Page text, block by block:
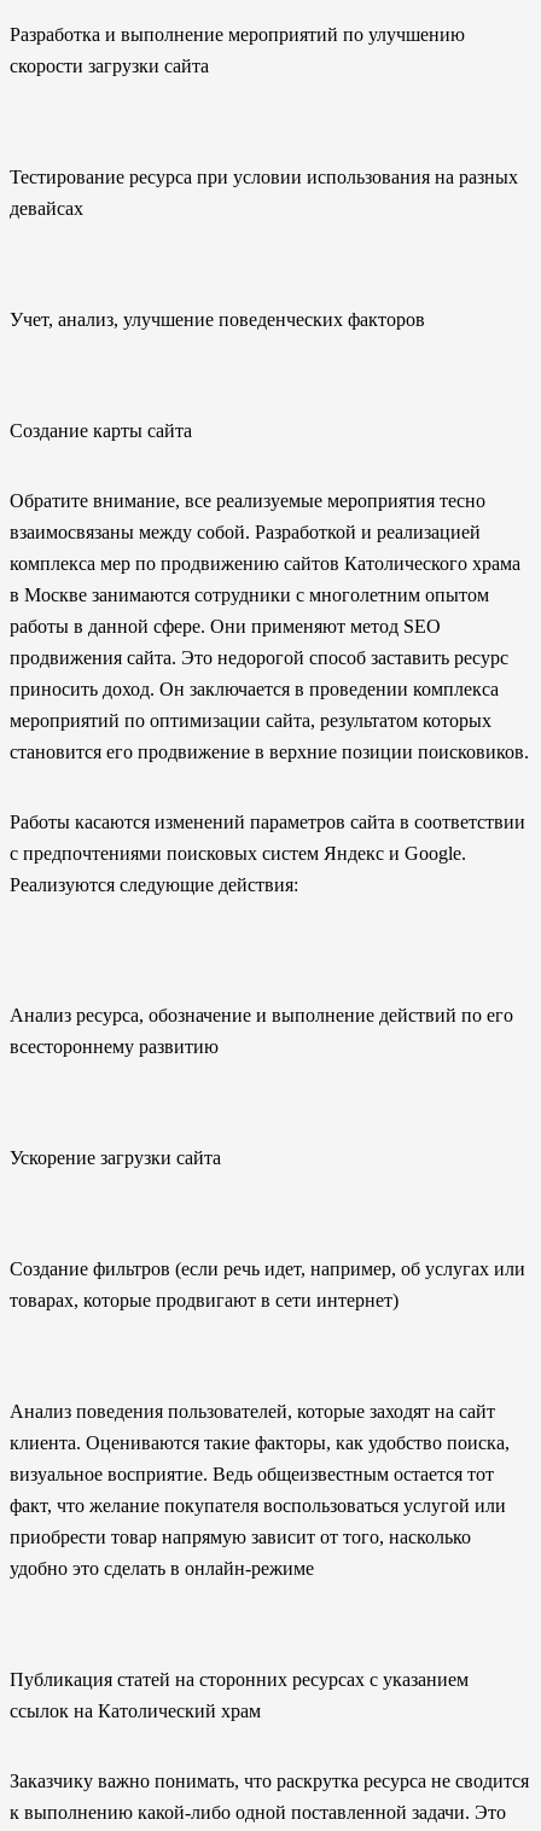
Разработка и выполнение мероприятий по улучшению
скорости загрузки сайта
Тестирование ресурса при условии использования на разных
девайсах
Учет, анализ, улучшение поведенческих факторов
Создание карты сайта
Обратите внимание, все реализуемые мероприятия тесно
взаимосвязаны между собой. Разработкой и реализацией
комплекса мер по продвижению сайтов Католического храма
в Москве занимаются сотрудники с многолетним опытом
работы в данной сфере. Они применяют метод SEO
продвижения сайта. Это недорогой способ заставить ресурс
приносить доход. Он заключается в проведении комплекса
мероприятий по оптимизации сайта, результатом которых
становится его продвижение в верхние позиции поисковиков.
Работы касаются изменений параметров сайта в соответствии
с предпочтениями поисковых систем Яндекс и Google.
Реализуются следующие действия:
Анализ ресурса, обозначение и выполнение действий по его
всестороннему развитию
Ускорение загрузки сайта
Создание фильтров (если речь идет, например, об услугах или
товарах, которые продвигают в сети интернет)
Анализ поведения пользователей, которые заходят на сайт
клиента. Оцениваются такие факторы, как удобство поиска,
визуальное восприятие. Ведь общеизвестным остается тот
факт, что желание покупателя воспользоваться услугой или
приобрести товар напрямую зависит от того, насколько
удобно это сделать в онлайн-режиме
Публикация статей на сторонних ресурсах с указанием
ссылок на Католический храм
Заказчику важно понимать, что раскрутка ресурса не сводится
к выполнению какой-либо одной поставленной задачи. Это